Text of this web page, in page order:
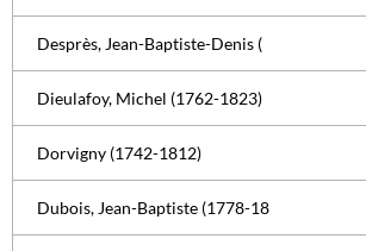
Desprès, Jean-Baptiste-Denis (
Dieulafoy, Michel (1762-1823)
Dorvigny (1742-1812)
Dubois, Jean-Baptiste (1778-18